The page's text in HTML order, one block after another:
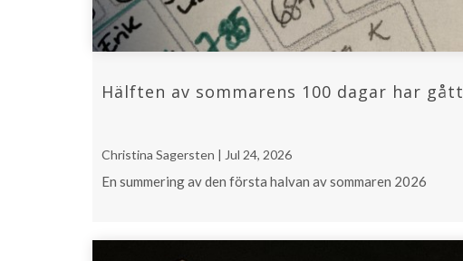
Hälften av sommarens 100 dagar har gått
Christina Sagersten | Jul 24, 2026
En summering av den första halvan av sommaren 2026